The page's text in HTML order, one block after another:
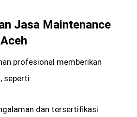
Jasa Maintenance
profesional memberikan
seperti:
dan tersertifikasi